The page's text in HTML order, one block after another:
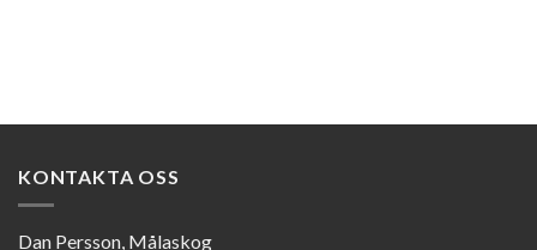
KONTAKTA OSS
Dan Persson, Målaskog